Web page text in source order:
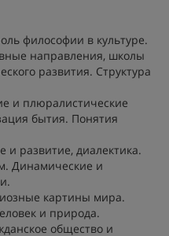
философии в культуре.
направления, школы
развития. Структура
и плюралистические
бытия. Понятия
и развитие, диалектика.
Динамические и
картины мира.
и природа.
общество и